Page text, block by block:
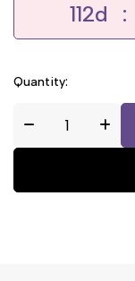
112d
Quantity: